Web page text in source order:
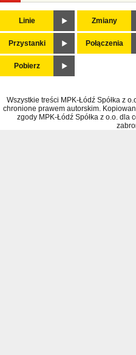
Linie Zmiany
Przystanki Połączenia
Pobierz
Wszystkie treści MPK-Łódź Spółka z
chronione prawem autorskim.
zgody MPK-Łódź Spółka z o.o. dla